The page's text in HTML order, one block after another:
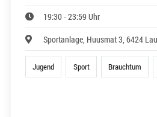
19:30 - 23:59 Uhr
Sportanlage, Huusmat 3, 6424
Jugend Sport Brauchtum